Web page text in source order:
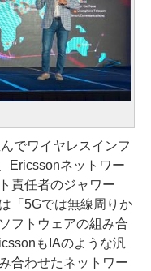
でワイヤレスインフ
Ericssonネットワー
責任者のジャワー
「5Gでは無線周りか
フトウェアの組み合
もIAのような汎
合わせたネットワー